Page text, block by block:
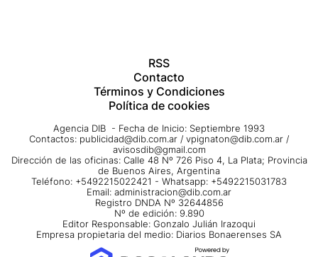
RSS
Contacto
Términos y Condiciones
Política de cookies
Agencia DIB - Fecha de Inicio: Septiembre 1993
Contactos: publicidad@dib.com.ar / vpignaton@dib.com.ar /
avisosdib@gmail.com
Dirección de las oficinas: Calle 48 Nº 726 Piso 4, La Plata; Provincia
de Buenos Aires, Argentina
Teléfono: +5492215022421 - Whatsapp: +5492215031783
Email: administracion@dib.com.ar
Registro DNDA Nº 32644856
Nº de edición: 9.890
Editor Responsable: Gonzalo Julián Irazoqui
Empresa propietaria del medio: Diarios Bonaerenses SA